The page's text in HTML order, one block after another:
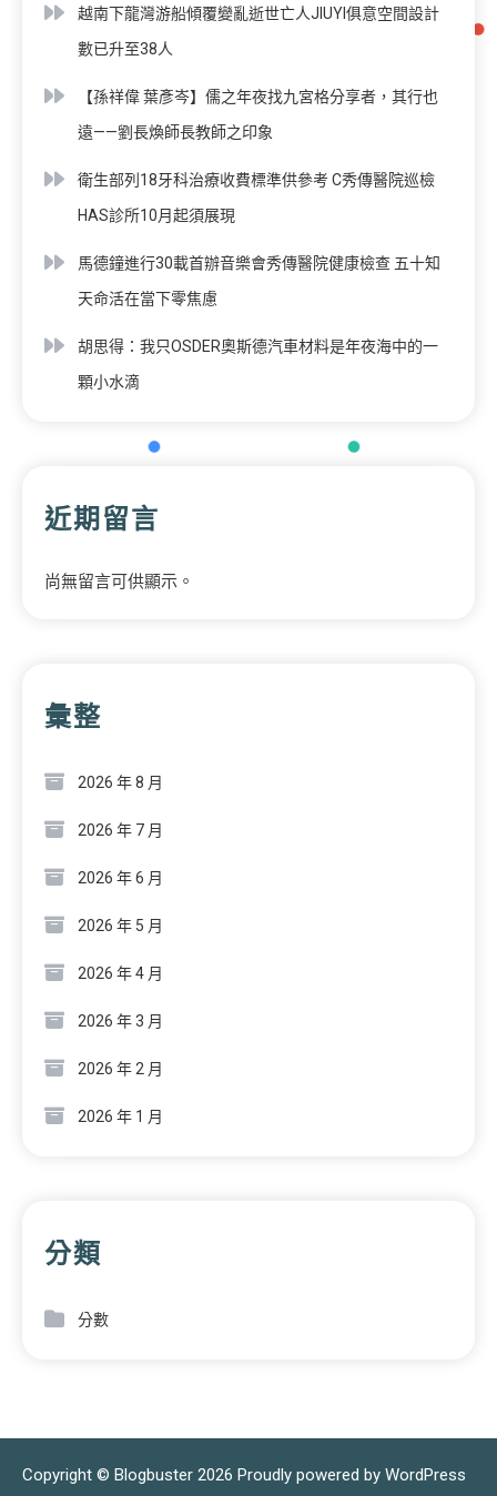
越南下龍灣游船傾覆變亂逝世亡人JIUYI俱意空間設計
數已升至38人
【孫祥偉 葉彥岑】儒之年夜找九宮格分享者，其行也
遠——劉長煥師長教師之印象
衛生部列18牙科治療收費標準供參考 C秀傳醫院巡檢
HAS診所10月起須展現
馬德鐘進行30載首辦音樂會秀傳醫院健康檢查 五十知
天命活在當下零焦慮
胡思得：我只OSDER奧斯德汽車材料是年夜海中的一
顆小水滴
近期留言
尚無留言可供顯示。
彙整
2026 年 8 月
2026 年 7 月
2026 年 6 月
2026 年 5 月
2026 年 4 月
2026 年 3 月
2026 年 2 月
2026 年 1 月
分類
分數
Copyright © Blogbuster 2026 Proudly powered by WordPress